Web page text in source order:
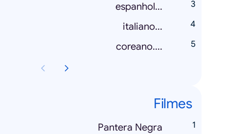
...espanhol
...italiano
....coreano
Filmes
Pantera Negra